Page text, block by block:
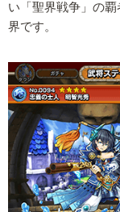
い「聖界戦争」の
界です。